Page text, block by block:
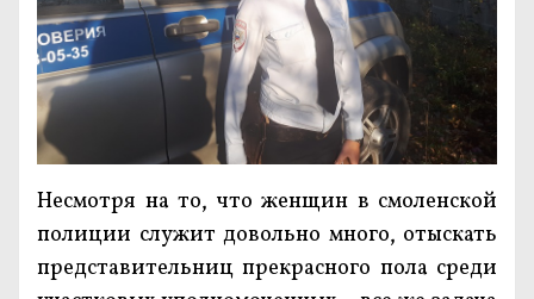
Несмотря на то, что женщин в смоленской
полиции служит довольно много, отыскать
представительниц прекрасного пола среди